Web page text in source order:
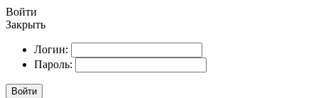
Войти
Закрыть
Логин:
Пароль:
Войти